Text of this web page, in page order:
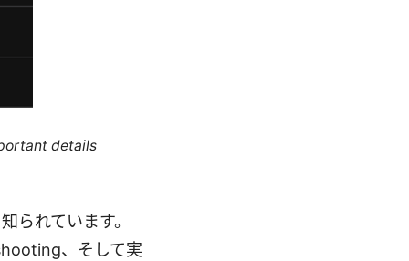
details
られています。
、そして実